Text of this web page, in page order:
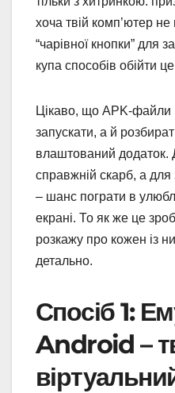
хоча твій комп’ютер
“чарівної кнопки” для
купа способів обійти
Цікаво, що APK-
запускати, а й
влаштований додаток.
справжній скарб, а для
– шанс пограти в
екрані. То як же це
розкажу про кожен із
детально.
Спосіб 1:
Android –